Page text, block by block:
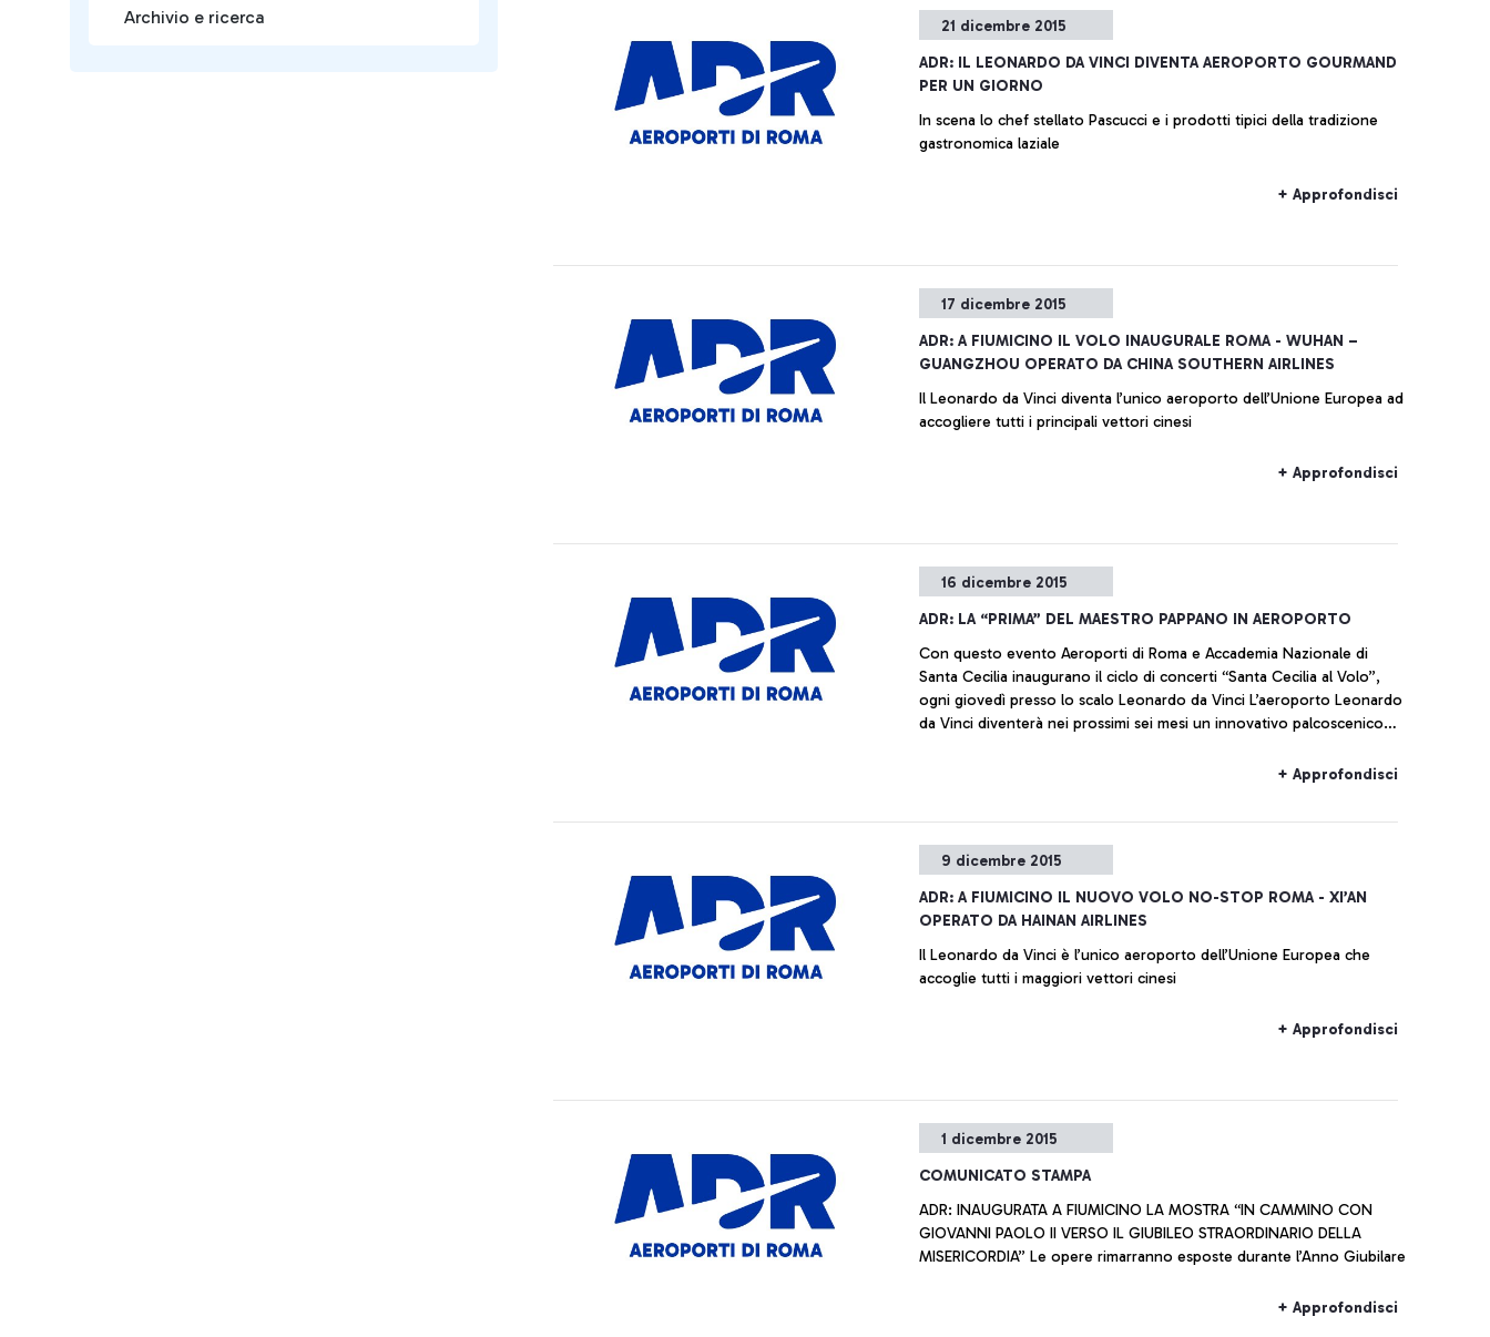
Archivio e ricerca
21 dicembre 2015
ADR: IL LEONARDO DA VINCI DIVENTA AEROPORTO GOURMAND
PER UN GIORNO
In scena lo chef stellato Pascucci e i prodotti tipici della tradizione
gastronomica laziale
+ Approfondisci
17 dicembre 2015
ADR: A FIUMICINO IL VOLO INAUGURALE ROMA - WUHAN –
GUANGZHOU OPERATO DA CHINA SOUTHERN AIRLINES
Il Leonardo da Vinci diventa l’unico aeroporto dell’Unione Europea ad
accogliere tutti i principali vettori cinesi
+ Approfondisci
16 dicembre 2015
ADR: LA “PRIMA” DEL MAESTRO PAPPANO IN AEROPORTO
Con questo evento Aeroporti di Roma e Accademia Nazionale di
Santa Cecilia inaugurano il ciclo di concerti “Santa Cecilia al Volo”,
ogni giovedì presso lo scalo Leonardo da Vinci L’aeroporto Leonardo
da Vinci diventerà nei prossimi sei mesi un innovativo palcoscenico
+ Approfondisci
9 dicembre 2015
ADR: A FIUMICINO IL NUOVO VOLO NO-STOP ROMA - XI’AN
OPERATO DA HAINAN AIRLINES
Il Leonardo da Vinci è l’unico aeroporto dell’Unione Europea che
accoglie tutti i maggiori vettori cinesi
+ Approfondisci
1 dicembre 2015
COMUNICATO STAMPA
ADR: INAUGURATA A FIUMICINO LA MOSTRA “IN CAMMINO CON
GIOVANNI PAOLO II VERSO IL GIUBILEO STRAORDINARIO DELLA
MISERICORDIA” Le opere rimarranno esposte durante l’Anno Giubilare
+ Approfondisci